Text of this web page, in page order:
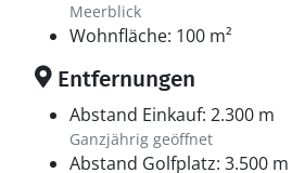
Meerblick
Wohnfläche: 100 m²
Entfernungen
Abstand Einkauf: 2.300 m
Ganzjährig geöffnet
Abstand Golfplatz: 3.500 m